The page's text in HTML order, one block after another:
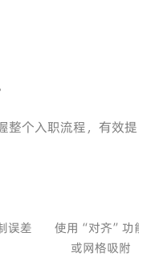
整个入职流程，有效提
误差
使用“对齐”功能
或网格吸附